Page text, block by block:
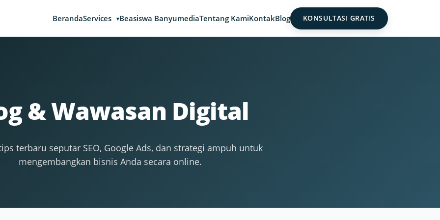
BerandaServices Beasiswa BanyumediaTentang KamiKontakBlog KONSULTASI GRATIS
& Wawasan Digital
terbaru seputar SEO, Google Ads, dan strategi ampuh untuk
mengembangkan bisnis Anda secara online.